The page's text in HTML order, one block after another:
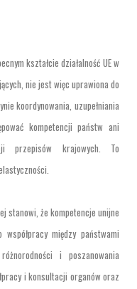
kształcie działalność UE w
nie jest więc uprawiona do
koordynowania, uzupełniania
kompetencji państw ani
przepisów krajowych. To
stanowi, że kompetencje unijne
między państwami
i poszanowania
i konsultacji organów oraz